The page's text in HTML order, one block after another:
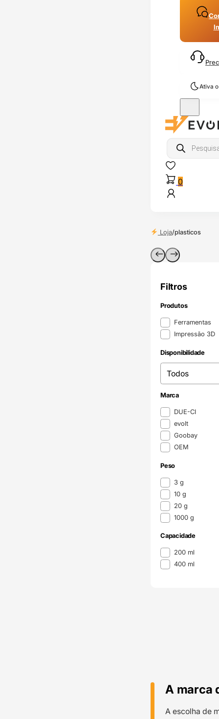
Ativa
Products
search
0
Loja/plasticos
Filtros
Produtos
ProdutosFerramentas
Impressão 3D
Disponibilidade
Disponibilidade
Disponibilidade
Marca
MarcaDUE-CI
evolt
Goobay
OEM
Peso
Peso3 g
10 g
20 g
1000 g
Capacidade
Capacidade
200 ml
400 ml
A marca
A escolha de